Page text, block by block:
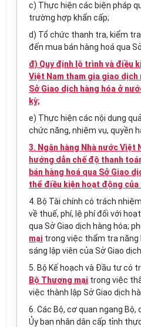
c) Thực hiện các biện pháp
trường hợp khẩn cấp;
d) Tổ chức thanh tra, kiểm
đến mua bán hàng hoá qua
đ) Quy định lộ trình và điều
Việt Nam tham gia giao dịch
Sở Giao dịch hàng hóa ở
kỳ;
e) Thực hiện các nội dung
chức năng, nhiệm vụ, quyền
3. Ngân hàng Nhà nước Việt
hướng dẫn chế độ thanh
bán hàng hoá qua Sở Giao
thể điều kiện hoạt động
4. Bộ Tài chính có trách
về thuế, phí, lệ phí đối với
qua Sở Giao dịch hàng hóa;
mại trong việc thẩm tra
sáng lập viên của Sở Giao
5. Bộ Kế hoạch và Đầu tư có
Bộ Thương mại trong việc
việc thành lập Sở Giao dịch
6. Các Bộ, cơ quan ngang
Ủy ban nhân dân cấp tỉnh